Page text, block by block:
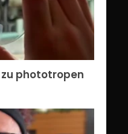
phototropen